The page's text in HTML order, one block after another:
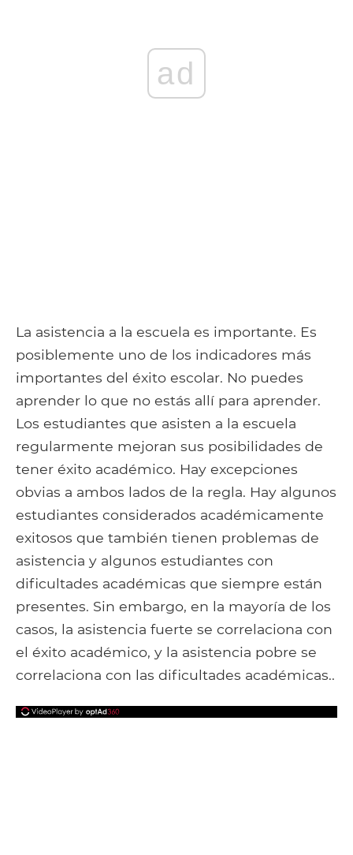
ad
La asistencia a la escuela es importante. Es
posiblemente uno de los indicadores más
importantes del éxito escolar. No puedes
aprender lo que no estás allí para aprender.
Los estudiantes que asisten a la escuela
regularmente mejoran sus posibilidades de
tener éxito académico. Hay excepciones
obvias a ambos lados de la regla. Hay algunos
estudiantes considerados académicamente
exitosos que también tienen problemas de
asistencia y algunos estudiantes con
dificultades académicas que siempre están
presentes. Sin embargo, en la mayoría de los
casos, la asistencia fuerte se correlaciona con
el éxito académico, y la asistencia pobre se
correlaciona con las dificultades académicas..